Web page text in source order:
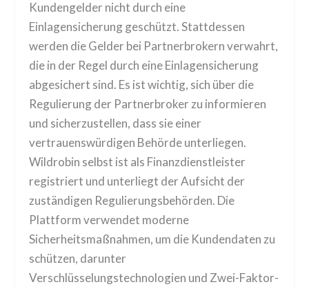
Kundengelder nicht durch eine
Einlagensicherung geschützt. Stattdessen
werden die Gelder bei Partnerbrokern verwahrt,
die in der Regel durch eine Einlagensicherung
abgesichert sind. Es ist wichtig, sich über die
Regulierung der Partnerbroker zu informieren
und sicherzustellen, dass sie einer
vertrauenswürdigen Behörde unterliegen.
Wildrobin selbst ist als Finanzdienstleister
registriert und unterliegt der Aufsicht der
zuständigen Regulierungsbehörden. Die
Plattform verwendet moderne
Sicherheitsmaßnahmen, um die Kundendaten zu
schützen, darunter
Verschlüsselungstechnologien und Zwei-Faktor-